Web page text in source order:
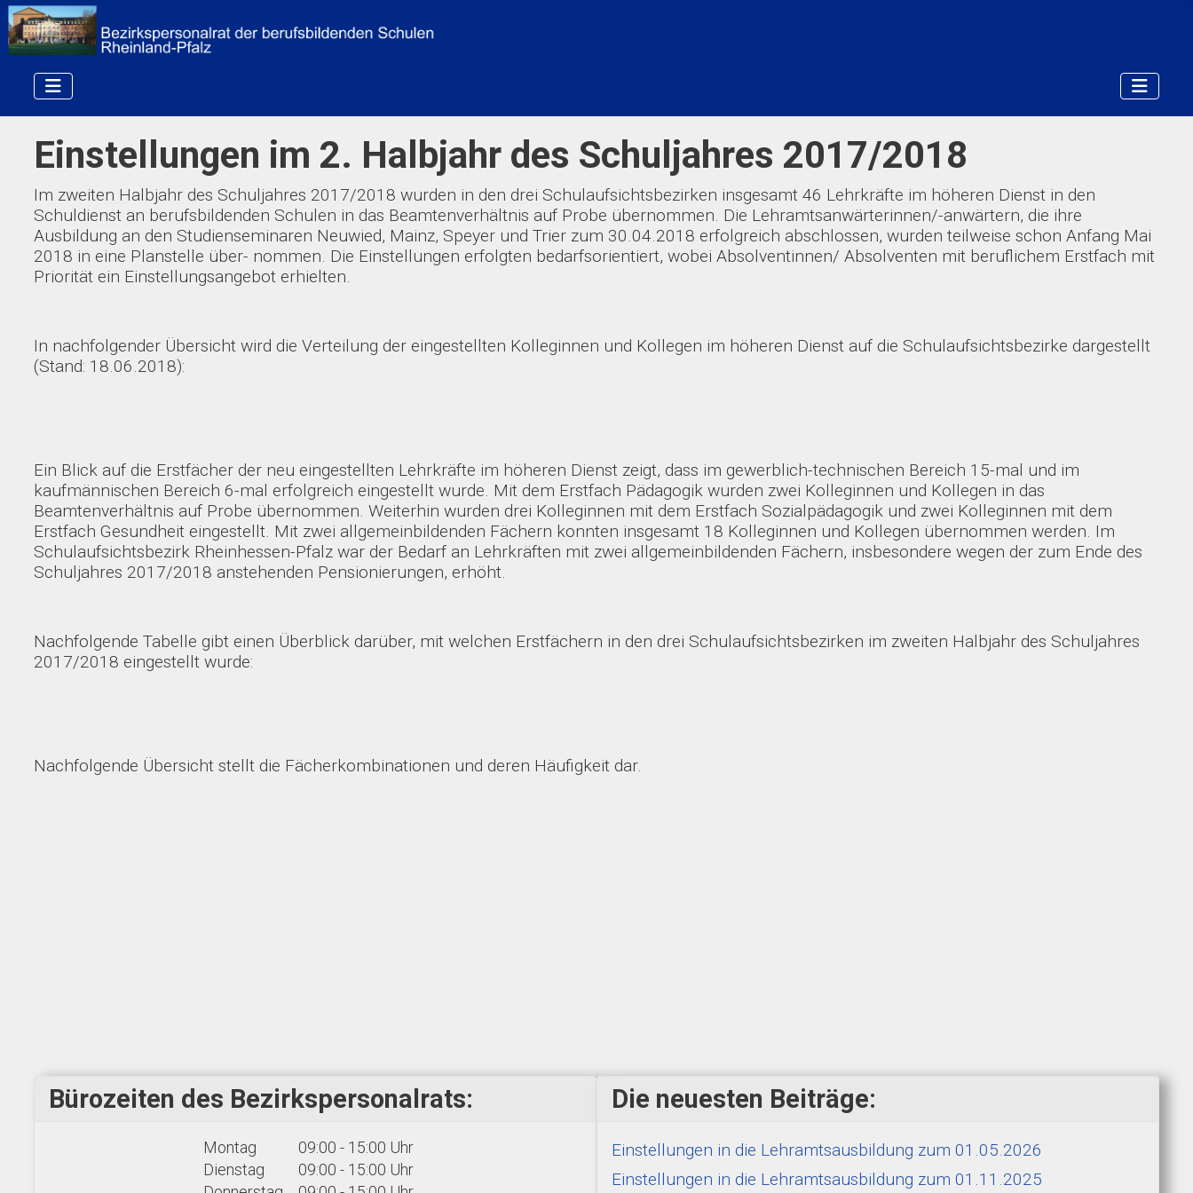
Einstellungen im 2. Halbjahr des Schuljahres 2017/2018
Im zweiten Halbjahr des Schuljahres 2017/2018 wurden in den drei Schulaufsichtsbezirken insgesamt 46 Lehrkräfte im höheren Dienst in den
Schuldienst an berufsbildenden Schulen in das Beamtenverhältnis auf Probe übernommen. Die Lehramtsanwärterinnen/-anwärtern, die ihre
Ausbildung an den Studienseminaren Neuwied, Mainz, Speyer und Trier zum 30.04.2018 erfolgreich abschlossen, wurden teilweise schon Anfang Mai
2018 in eine Planstelle über- nommen. Die Einstellungen erfolgten bedarfsorientiert, wobei Absolventinnen/ Absolventen mit beruflichem Erstfach mit
Priorität ein Einstellungsangebot erhielten.
In nachfolgender Übersicht wird die Verteilung der eingestellten Kolleginnen und Kollegen im höheren Dienst auf die Schulaufsichtsbezirke dargestellt
(Stand: 18.06.2018):
Ein Blick auf die Erstfächer der neu eingestellten Lehrkräfte im höheren Dienst zeigt, dass im gewerblich-technischen Bereich 15-mal und im
kaufmännischen Bereich 6-mal erfolgreich eingestellt wurde. Mit dem Erstfach Pädagogik wurden zwei Kolleginnen und Kollegen in das
Beamtenverhältnis auf Probe übernommen. Weiterhin wurden drei Kolleginnen mit dem Erstfach Sozialpädagogik und zwei Kolleginnen mit dem
Erstfach Gesundheit eingestellt. Mit zwei allgemeinbildenden Fächern konnten insgesamt 18 Kolleginnen und Kollegen übernommen werden. Im
Schulaufsichtsbezirk Rheinhessen-Pfalz war der Bedarf an Lehrkräften mit zwei allgemeinbildenden Fächern, insbesondere wegen der zum Ende des
Schuljahres 2017/2018 anstehenden Pensionierungen, erhöht.
Nachfolgende Tabelle gibt einen Überblick darüber, mit welchen Erstfächern in den drei Schulaufsichtsbezirken im zweiten Halbjahr des Schuljahres
2017/2018 eingestellt wurde:
Nachfolgende Übersicht stellt die Fächerkombinationen und deren Häufigkeit dar.
Bürozeiten des Bezirkspersonalrats:
Montag
09:00 - 15:00 Uhr
Dienstag
09:00 - 15:00 Uhr
Die neuesten Beiträge:
Einstellungen in die Lehramtsausbildung zum 01.05.2026
Einstellungen in die Lehramtsausbildung zum 01.11.2025